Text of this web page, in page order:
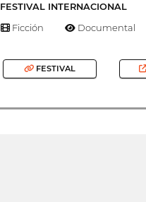
FESTIVAL INTERNACIONAL
Ficción Documental
FESTIVAL